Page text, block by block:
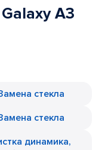
A3
стекла
стекла
динамика,